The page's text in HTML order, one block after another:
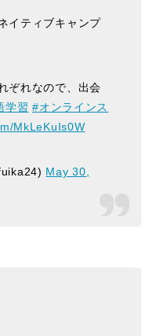
イティブキャンプ
ぞれなので、出会
学習 #オンラインス
MkLeKuIs0W
May 30,